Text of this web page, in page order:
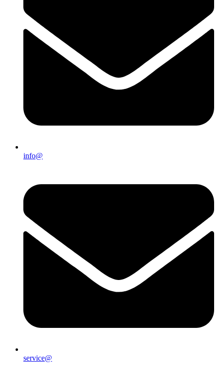
info@
service@